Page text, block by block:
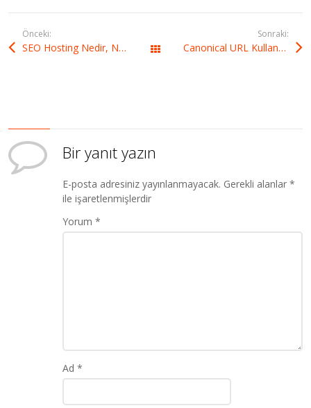
bilgiler özelliğini sizlere…
Önceki:
SEO Hosting Nedir, Nasıl Alınır? Tüm yazılar
Sonraki:
Canonical URL Kullanmanın Önemi ve Dikkat Edilecek Noktalar
Bir yanıt yazın
E-posta adresiniz yayınlanmayacak. Gerekli alanlar*
ile işaretlenmişlerdir
Yorum*
Ad*